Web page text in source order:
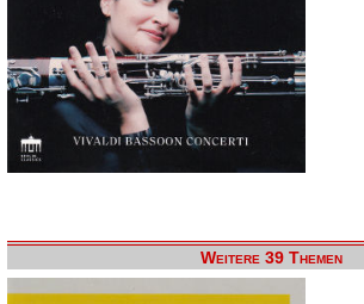
Weitere 39 Themen